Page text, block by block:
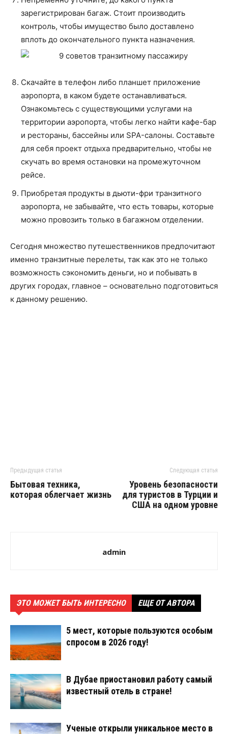
зарегистрирован багаж. Стоит производить
контроль, чтобы имущество было доставлено
вплоть до окончательного пункта назначения.
Скачайте в телефон либо планшет приложение
аэропорта, в каком будете останавливаться.
Ознакомьтесь с существующими услугами на
территории аэропорта, чтобы легко найти кафе-бар
и рестораны, бассейны или SPA-салоны. Составьте
для себя проект отдыха предварительно, чтобы не
скучать во время остановки на промежуточном
рейсе.
Приобретая продукты в дьюти-фри транзитного
аэропорта, не забывайте, что есть товары, которые
можно провозить только в багажном отделении.
Сегодня множество путешественников предпочитают
именно транзитные перелеты, так как это не только
возможность сэкономить деньги, но и побывать в
других городах, главное – основательно подготовиться
к данному решению.
Предыдущая статья
Бытовая техника,
которая облегчает жизнь
Следующая статья
Уровень безопасности
для туристов в Турции и
США на одном уровне
admin
ЭТО МОЖЕТ БЫТЬ ИНТЕРЕСНО ЕЩЕ ОТ АВТОРА
5 мест, которые пользуются особым
спросом в 2026 году!
В Дубае приостановил работу самый
известный отель в стране!
Ученые открыли уникальное место в